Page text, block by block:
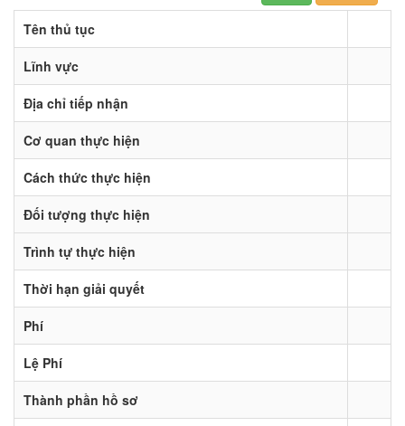
Tên thủ tục
Lĩnh vực
Địa chỉ tiếp nhận
Cơ quan thực hiện
Cách thức thực hiện
Đối tượng thực hiện
Trình tự thực hiện
Thời hạn giải quyết
Phí
Lệ Phí
Thành phần hồ sơ